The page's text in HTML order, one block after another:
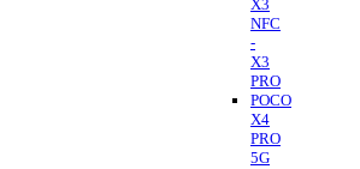
X3
NFC
-
X3
PRO
POCO
X4
PRO
5G